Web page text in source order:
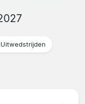
Uitwedstrijden